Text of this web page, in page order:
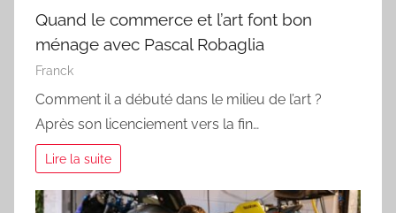
Quand le commerce et l’art font bon
ménage avec Pascal Robaglia
Franck
Comment il a débuté dans le milieu de l’art ?
Après son licenciement vers la fin…
Lire la suite